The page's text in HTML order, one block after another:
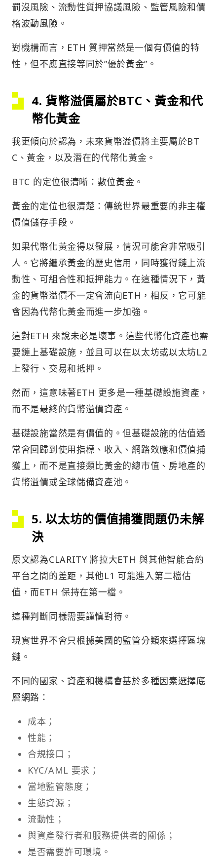
罰沒風險、流動性質押協議風險、監管風險和價
格波動風險。
對機構而言，ETH 質押當然是一個有價值的特
性，但不應直接等同於”優於黃金”。
4. 貨幣溢價屬於BTC、黃金和代
幣化黃金
我更傾向於認為，未來貨幣溢價將主要屬於BT
C、黃金，以及潛在的代幣化黃金。
BTC 的定位很清晰：數位黃金。
黃金的定位也很清楚：傳統世界最重要的非主權
價值儲存手段。
如果代幣化黃金得以發展，情況可能會非常吸引
人。它將繼承黃金的歷史信用，同時獲得鏈上流
動性、可組合性和抵押能力。在這種情況下，黃
金的貨幣溢價不一定會流向ETH，相反，它可能
會因為代幣化黃金而進一步加強。
這對ETH 來說未必是壞事。這些代幣化資產也需
要鏈上基礎設施，並且可以在以太坊或以太坊L2
上發行、交易和抵押。
然而，這意味著ETH 更多是一種基礎設施資產，
而不是最終的貨幣溢價資產。
基礎設施當然是有價值的。但基礎設施的估值通
常會回歸到使用指標、收入、網路效應和價值捕
獲上，而不是直接類比黃金的總市值、房地產的
貨幣溢價或全球儲備資產池。
5. 以太坊的價值捕獲問題仍未解
決
原文認為CLARITY 將拉大ETH 與其他智能合約
平台之間的差距，其他L1 可能進入第二檔估
值，而ETH 保持在第一檔。
這種判斷同樣需要謹慎對待。
現實世界不會只根據美國的監管分類來選擇區塊
鏈。
不同的國家、資產和機構會基於多種因素選擇底
層網路：
成本；
性能；
合規接口；
KYC/AML 要求；
當地監管態度；
生態資源；
流動性；
與資產發行者和服務提供者的關係；
是否需要許可環境。